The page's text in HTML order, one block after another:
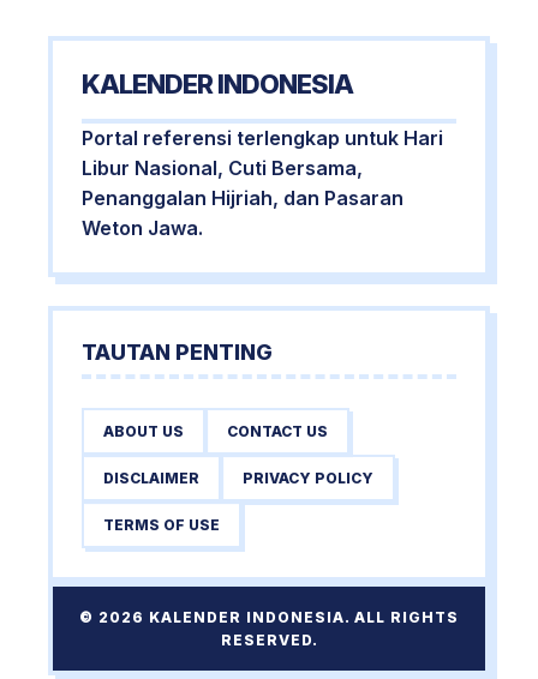
KALENDER INDONESIA
Portal referensi terlengkap untuk Hari
Libur Nasional, Cuti Bersama,
Penanggalan Hijriah, dan Pasaran
Weton Jawa.
TAUTAN PENTING
ABOUT US CONTACT US
DISCLAIMER PRIVACY POLICY
TERMS OF USE
© 2026 KALENDER INDONESIA. ALL RIGHTS
RESERVED.